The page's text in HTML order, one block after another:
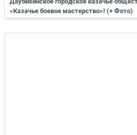
«Казачье боевое мастерство»! (+ Фото)